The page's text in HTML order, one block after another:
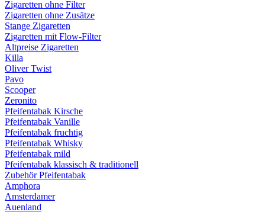
Zigaretten ohne Filter
Zigaretten ohne Zusätze
Stange Zigaretten
Zigaretten mit Flow-Filter
Altpreise Zigaretten
Killa
Oliver Twist
Pavo
Scooper
Zeronito
Pfeifentabak Kirsche
Pfeifentabak Vanille
Pfeifentabak fruchtig
Pfeifentabak Whisky
Pfeifentabak mild
Pfeifentabak klassisch & traditionell
Zubehör Pfeifentabak
Amphora
Amsterdamer
Auenland